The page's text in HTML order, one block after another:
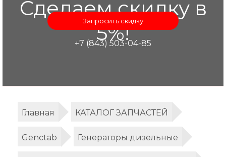
Сделаем скидку в
5%!
Запросить скидку
+7 (843) 503-04-85
Главная КАТАЛОГ ЗАПЧАСТЕЙ
Genctab Генераторы дизельные